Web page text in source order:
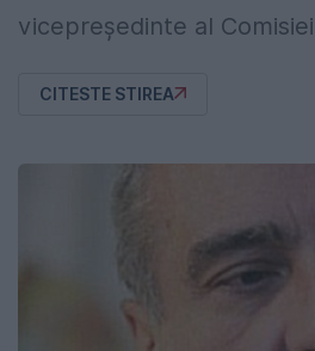
vicepreședinte al
CITESTE STIREA